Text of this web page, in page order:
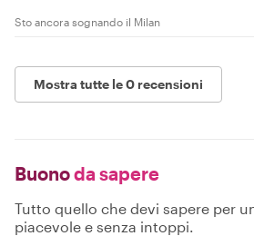
Sto ancora sognando il Milan
Mostra tutte le 0 recensioni
Buonoda sapere
Tutto quello che devi sapere per
piacevole e senza intoppi.